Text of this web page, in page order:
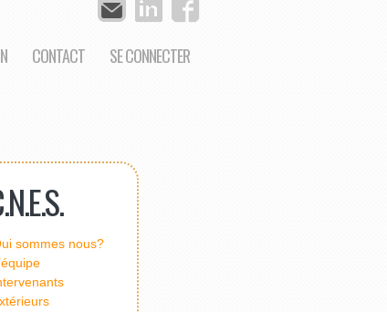
CONTACT SE CONNECTER
sommes nous?